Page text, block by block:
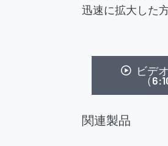
迅速に拡大した
ビデ
（
関連製品